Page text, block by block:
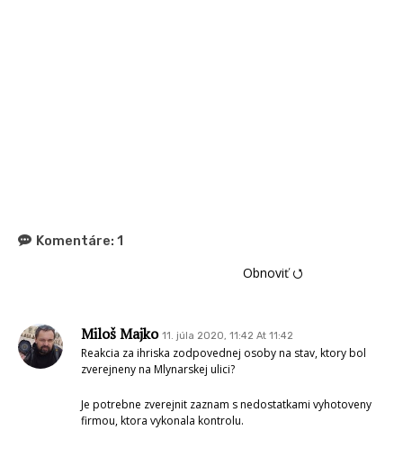
Komentáre: 1
Obnoviť ⭯
Miloš Majko 11. júla 2020, 11:42 At 11:42
Reakcia za ihriska zodpovednej osoby na stav, ktory bol
zverejneny na Mlynarskej ulici?
Je potrebne zverejnit zaznam s nedostatkami vyhotoveny
firmou, ktora vykonala kontrolu.